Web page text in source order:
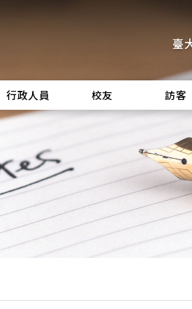
臺
行政人員 校友 訪客